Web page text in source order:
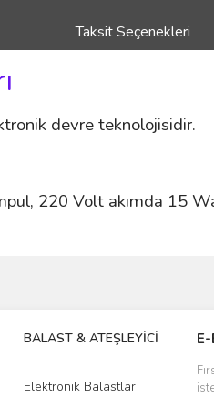
Taksit Seçenekleri
devre teknolojisidir.
220 Volt akımda 15
BALAST & ATEŞLEYİCİ
Elektronik Balastlar